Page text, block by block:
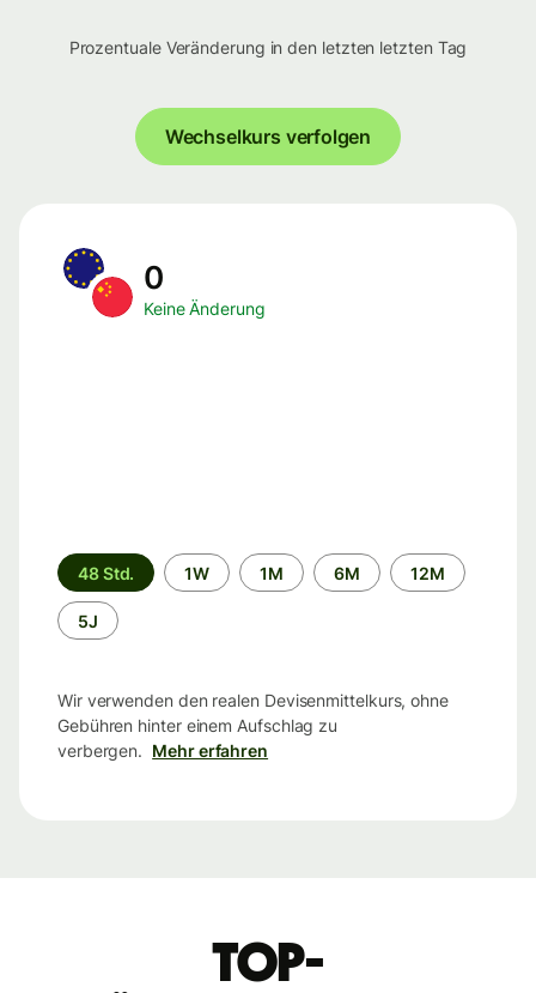
Prozentuale Veränderung in den letzten letzten Tag
Wechselkurs verfolgen
0
Keine Änderung
Zeitraum
48 Std. 1W 1M 6M 12M
5J
Wir verwenden den realen Devisenmittelkurs, ohne
Gebühren hinter einem Aufschlag zu
verbergen. Mehr erfahren
Top-